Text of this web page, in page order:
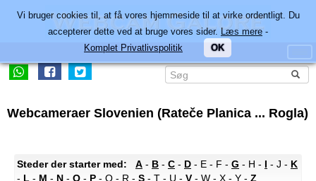
Webcameraer Slovenien (Rateče Planica ... Rogla)
Steder der starter med: A - B - C - D - E - F - G - H - I - J - K
- L - M - N - O - P - Q - R - S - T - U - V- W - X - Y - Z
Vi bruger cookies til, at få vores hjemmeside til at virke ordentligt. Du
accepterer dette ved at bruge vores sider. Læs mere -
Komplet Privatlivspolitik
OK